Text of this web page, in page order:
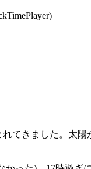
てきました。太